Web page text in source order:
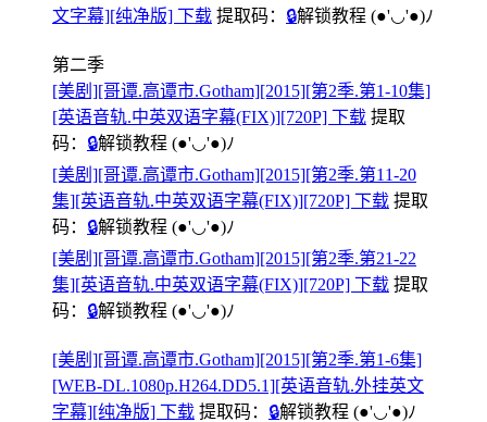
文字幕][纯净版] 下载 提取码： 🔒解锁教程 (●'◡'●)ﾉ
第二季
[美剧][哥谭.高谭市.Gotham][2015][第2季.第1-10集]
[英语音轨.中英双语字幕(FIX)][720P] 下载 提取
码： 🔒解锁教程 (●'◡'●)ﾉ
[美剧][哥谭.高谭市.Gotham][2015][第2季.第11-20
集][英语音轨.中英双语字幕(FIX)][720P] 下载 提取
码： 🔒解锁教程 (●'◡'●)ﾉ
[美剧][哥谭.高谭市.Gotham][2015][第2季.第21-22
集][英语音轨.中英双语字幕(FIX)][720P] 下载 提取
码： 🔒解锁教程 (●'◡'●)ﾉ
[美剧][哥谭.高谭市.Gotham][2015][第2季.第1-6集]
[WEB-DL.1080p.H264.DD5.1][英语音轨.外挂英文
字幕][纯净版] 下载 提取码： 🔒解锁教程 (●'◡'●)ﾉ